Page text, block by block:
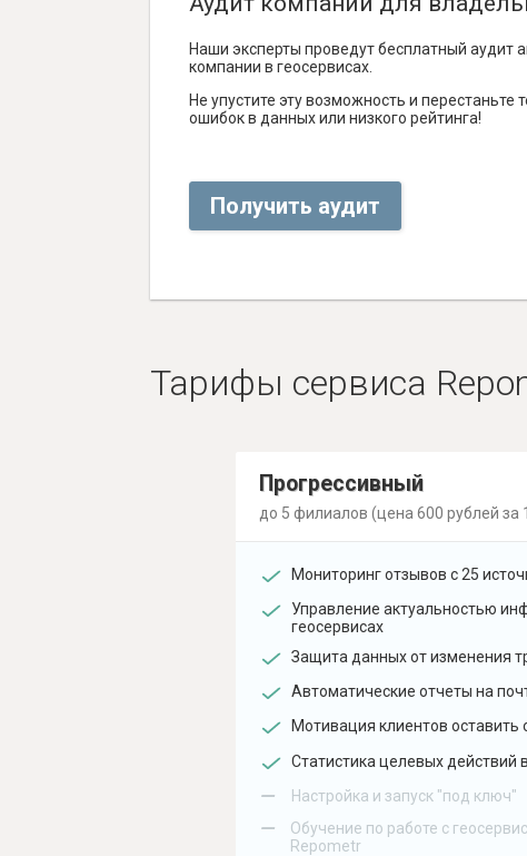
Наши эксперты проведут бесплатный аудит
компании в геосервисах.
Не упустите эту возможность и перестаньте
ошибок в данных или низкого рейтинга!
Получить аудит
Тарифы сервиса
Прогрессивный
до 5 филиалов (цена 600 рублей за
Мониторинг отзывов с 25
Управление актуальностью
геосервисах
Защита данных от изменения
Автоматические отчеты на
Мотивация клиентов оставить
Статистика целевых действий
– Настройка и запуск "под ключ"
–
Обучение по работе с
Repometr